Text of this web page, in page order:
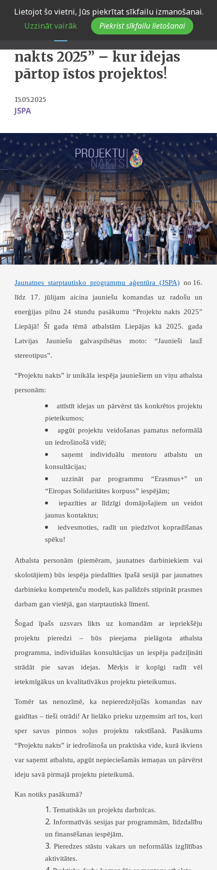
Lietojot šo vietni, Jūs piekrītat sīkfailu izmanošanai.
Uzzināt vairāk
Piekrist sīkfailu lietošanai
15.05.2025
JSPA
Atklāta pieteikšanās
pasākumam “Projektu
nakts 2025” – kur idejas
pārtop īstos projektos!
Jaunatnes starptautisko programmu aģentūra (JSPA) no 16.
līdz 17. jūlijam aicina jauniešu komandas uz radošu un
enerģijas pilnu 24 stundu pasākumu “Projektu nakts 2025”
Liepājā! Šī gada tēmā atbalstām Liepājas kā 2025. gada
Latvijas Jauniešu galvaspilsētas moto: “Jaunieši lauž
stereotipus”.
“Projektu nakts” ir unikāla iespēja jauniešiem un viņu atbalsta
personām:
attīstīt idejas un pārvērst tās konkrētos projektu
pieteikumos;
apgūt projektu veidošanas pamatus neformālā
un iedrošinošā vidē;
saņemt individuālu mentoru atbalstu un
konsultācijas;
uzzināt par programmu “Erasmus+” un
“Eiropas Solidaritātes korpuss” iespējām;
iepazīties ar līdzīgi domājošajiem un veidot
jaunus kontaktus;
iedvesmoties, radīt un piedzīvot kopradīšanas
spēku!
Atbalsta personām (piemēram, jaunatnes darbiniekiem vai
skolotājiem) būs iespēja piedalīties īpašā sesijā par jaunatnes
darbinieku kompetenču modeli, kas palīdzēs stiprināt prasmes
darbam gan vietējā, gan starptautiskā līmenī.
Šogad īpašs uzsvars likts uz komandām ar iepriekšēju
projektu pieredzi – būs pieejama pielāgota atbalsta
programma, individuālas konsultācijas un iespēja padziļināti
strādāt pie savas idejas. Mērķis ir kopīgi radīt vēl
ietekmīgākus un kvalitatīvākus projektu pieteikumus.
Tomēr tas nenozīmē, ka nepieredzējušās komandas nav
gaidītas – tieši otrādi! Ar lielāko prieku uzņemsim arī tos, kuri
sper savus pirmos soļus projektu rakstīšanā. Pasākums
“Projektu nakts” ir iedrošinoša un praktiska vide, kurā ikviens
var saņemt atbalstu, apgūt nepieciešamās iemaņas un pārvērst
ideju savā pirmajā projektu pieteikumā.
Kas notiks pasākumā?
Tematiskās un projektu darbnīcas.
Informatīvās sesijas par programmām, līdzdalību
un finansēšanas iespējām.
Pieredzes stāstu vakars un neformālās izglītības
aktivitātes.